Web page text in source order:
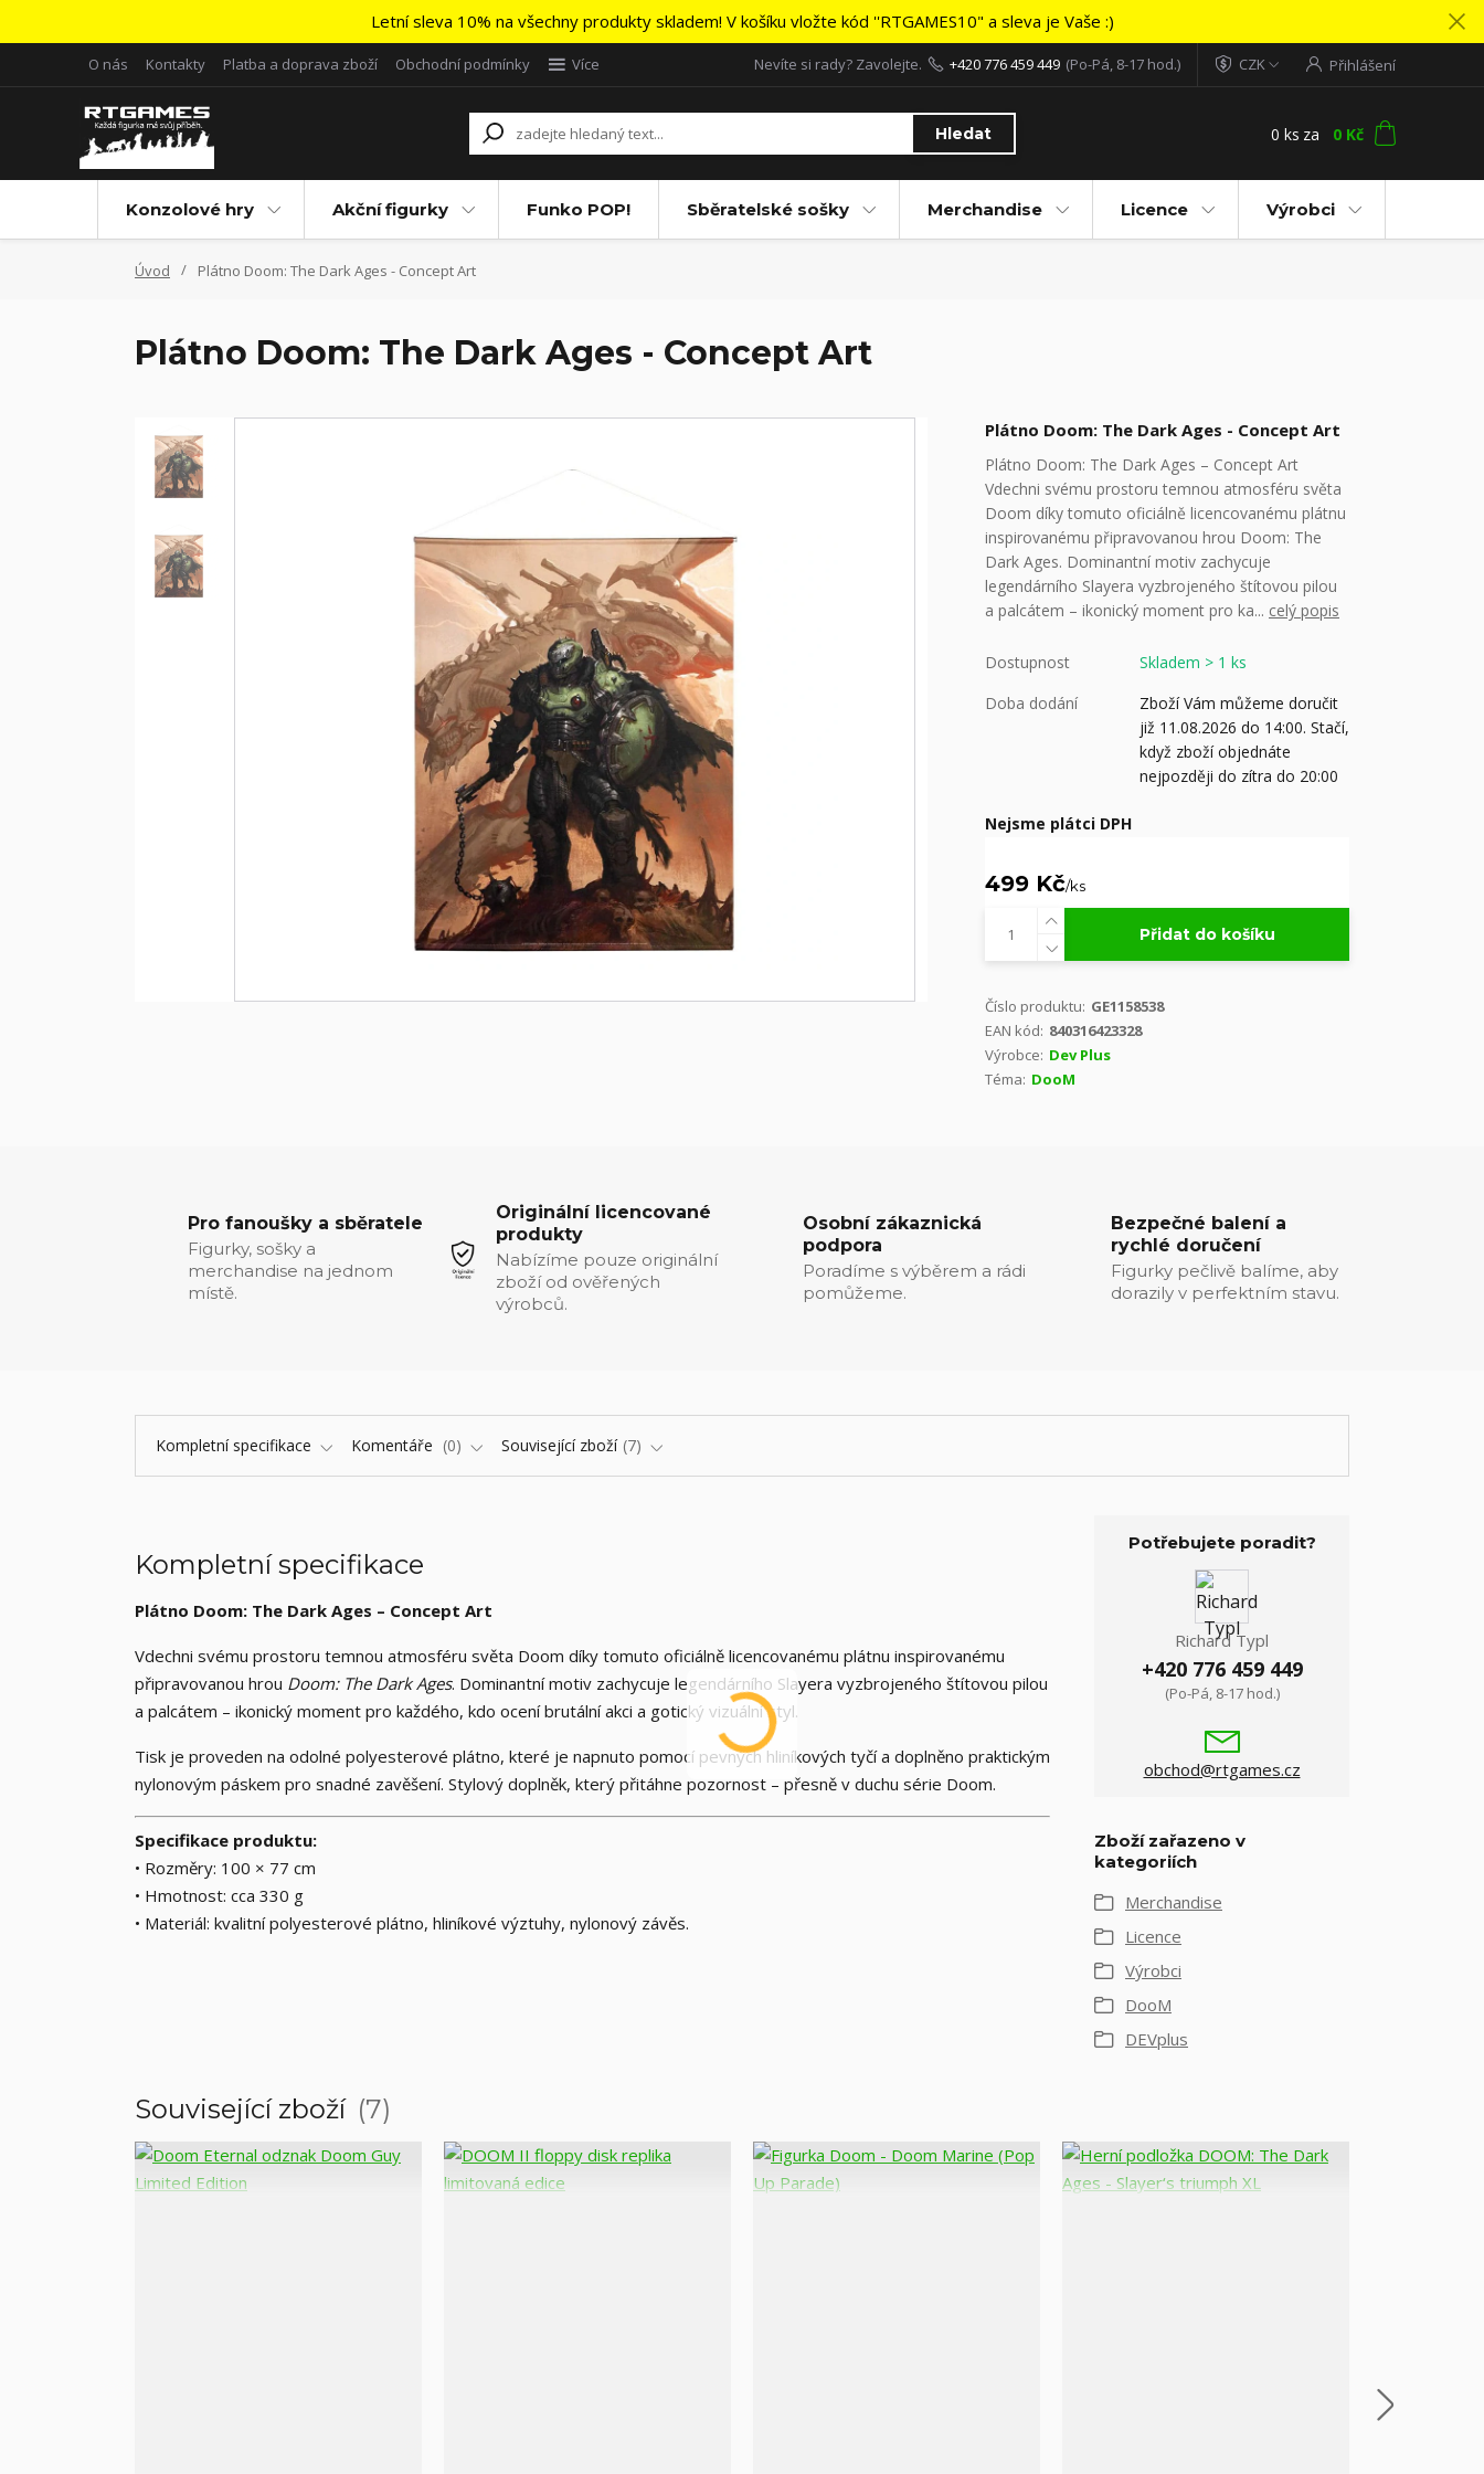
Letní sleva 10% na všechny produkty skladem! V košíku vložte kód ''RTGAMES10" a sleva je Vaše :)
O nás Kontakty Platba a doprava zboží Obchodní podmínky Více CZK Přihlášení
Hledat
Nevíte si rady? Zavolejte. +420 776 459 449 (Po-Pá, 8-17 hod.)
0 ks za 0 Kč
Konzolové hry Akční figurky Funko POP! Sběratelské sošky Merchandise Licence Výrobci
Úvod Plátno Doom: The Dark Ages - Concept Art
Plátno Doom: The Dark Ages - Concept Art
Plátno Doom: The Dark Ages - Concept Art
Plátno Doom: The Dark Ages – Concept Art
Vdechni svému prostoru temnou atmosféru světa
Doom díky tomuto oficiálně licencovanému plátnu
inspirovanému připravovanou hrou Doom: The
Dark Ages. Dominantní motiv zachycuje
legendárního Slayera vyzbrojeného štítovou pilou
a palcátem – ikonický moment pro ka... celý popis
Dostupnost
Skladem > 1 ks
Doba dodání
Zboží Vám můžeme doručit
již 11.08.2026 do 14:00. Stačí,
když zboží objednáte
nejpozději do zítra do 20:00
Nejsme plátci DPH
499 Kč/ks
Přidat do košíku
Číslo produktu: GE1158538
EAN kód: 840316423328
Výrobce: Dev Plus
Téma: DooM
Pro fanoušky a sběratele
Figurky, sošky a
merchandise na jednom
místě.
Originální licencované
produkty
Nabízíme pouze originální
zboží od ověřených
výrobců.
Osobní zákaznická
podpora
Poradíme s výběrem a rádi
pomůžeme.
Bezpečné balení a
rychlé doručení
Figurky pečlivě balíme, aby
dorazily v perfektním stavu.
Kompletní specifikace Komentáře 0 Související zboží 7
Kompletní specifikace
Plátno Doom: The Dark Ages – Concept Art
Vdechni svému prostoru temnou atmosféru světa Doom díky tomuto oficiálně licencovanému plátnu inspirovanému
připravovanou hrou Doom: The Dark Ages. Dominantní motiv zachycuje legendárního Slayera vyzbrojeného štítovou pilou
a palcátem – ikonický moment pro každého, kdo ocení brutální akci a gotický vizuální styl.
Tisk je proveden na odolné polyesterové plátno, které je napnuto pomocí pevných hliníkových tyčí a doplněno praktickým
nylonovým páskem pro snadné zavěšení. Stylový doplněk, který přitáhne pozornost – přesně v duchu série Doom.
Specifikace produktu:
• Rozměry: 100 × 77 cm
• Hmotnost: cca 330 g
• Materiál: kvalitní polyesterové plátno, hliníkové výztuhy, nylonový závěs.
Potřebujete poradit?
Richard Typl
+420 776 459 449
(Po-Pá, 8-17 hod.)
obchod@rtgames.cz
Zboží zařazeno v
kategoriích
Merchandise
Licence
Výrobci
DooM
DEVplus
Související zboží 7